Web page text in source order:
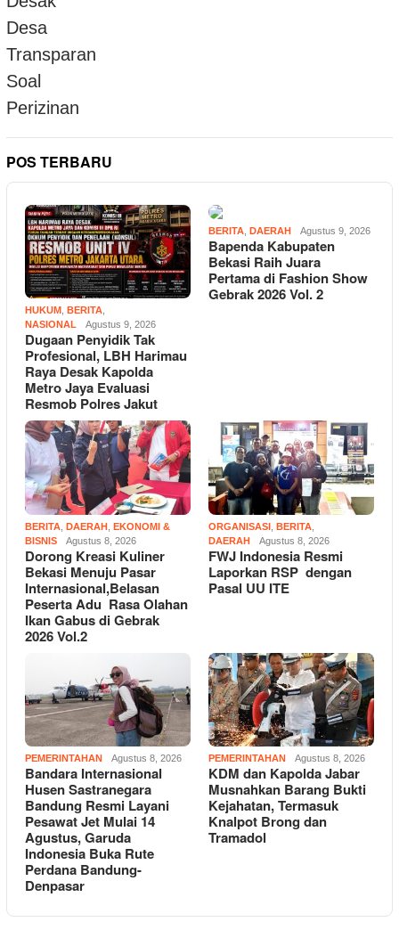
POS TERBARU
HUKUM BERITA
NASIONAL
Agustus 9, 2026
Dugaan Penyidik Tak
Profesional, LBH Harimau
Raya Desak Kapolda
Metro Jaya Evaluasi
Resmob Polres Jakut
BERITA DAERAH Agustus 9, 2026
Bapenda Kabupaten
Bekasi Raih Juara
Pertama di Fashion Show
Gebrak 2026 Vol. 2
BERITA DAERAH EKONOMI &
BISNIS
Agustus 8, 2026
Dorong Kreasi Kuliner
Bekasi Menuju Pasar
Internasional,Belasan
Peserta Adu Rasa Olahan
Ikan Gabus di Gebrak
2026 Vol.2
ORGANISASI BERITA
DAERAH
Agustus 8, 2026
FWJ Indonesia Resmi
Laporkan RSP dengan
Pasal UU ITE
PEMERINTAHAN Agustus 8, 2026
Bandara Internasional
Husen Sastranegara
Bandung Resmi Layani
Pesawat Jet Mulai 14
Agustus, Garuda
Indonesia Buka Rute
Perdana Bandung-
Denpasar
PEMERINTAHAN Agustus 8, 2026
KDM dan Kapolda Jabar
Musnahkan Barang Bukti
Kejahatan, Termasuk
Knalpot Brong dan
Tramadol